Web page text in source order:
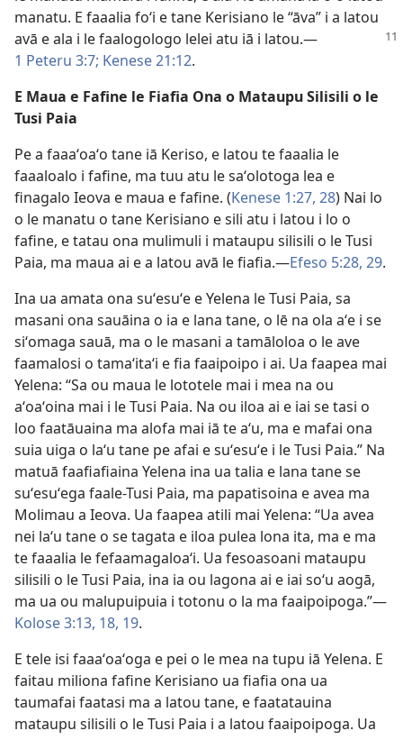
manatu. E faaalia foʻi e tane Kerisiano le “āva” i a latou
avā e ala i le faalogologo lelei atu iā i latou.—
1 Peteru 3:7; Kenese 21:12.
E Maua e Fafine le Fiafia Ona o Mataupu Silisili o le
Tusi Paia
Pe a faaaʻoaʻo tane iā Keriso, e latou te faaalia le
faaaloalo i fafine, ma tuu atu le saʻolotoga lea e
finagalo Ieova e maua e fafine. (Kenese 1:27, 28) Nai lo
o le manatu o tane Kerisiano e sili atu i latou i lo o
fafine, e tatau ona mulimuli i mataupu silisili o le Tusi
Paia, ma maua ai e a latou avā le fiafia.—Efeso 5:28, 29.
Ina ua amata ona suʻesuʻe e Yelena le Tusi Paia, sa
masani ona sauāina o ia e lana tane, o lē na ola aʻe i se
siʻomaga sauā, ma o le masani a tamāloloa o le ave
faamalosi o tamaʻitaʻi e fia faaipoipo i ai. Ua faapea mai
Yelena: “Sa ou maua le lototele mai i mea na ou
aʻoaʻoina mai i le Tusi Paia. Na ou iloa ai e iai se tasi o
loo faatāuaina ma alofa mai iā te aʻu, ma e mafai ona
suia uiga o laʻu tane pe afai e suʻesuʻe i le Tusi Paia.” Na
matuā faafiafiaina Yelena ina ua talia e lana tane se
suʻesuʻega faale-Tusi Paia, ma papatisoina e avea ma
Molimau a Ieova. Ua faapea atili mai Yelena: “Ua avea
nei laʻu tane o se tagata e iloa pulea lona ita, ma e ma
te faaalia le fefaamagaloaʻi. Ua fesoasoani mataupu
silisili o le Tusi Paia, ina ia ou lagona ai e iai soʻu aogā,
ma ua ou malupuipuia i totonu o la ma faaipoipoga.”—
Kolose 3:13, 18, 19.
E tele isi faaaʻoaʻoga e pei o le mea na tupu iā Yelena. E
faitau miliona fafine Kerisiano ua fiafia ona ua
taumafai faatasi ma a latou tane, e faatatauina
mataupu silisili o le Tusi Paia i a latou faaipoipoga. Ua